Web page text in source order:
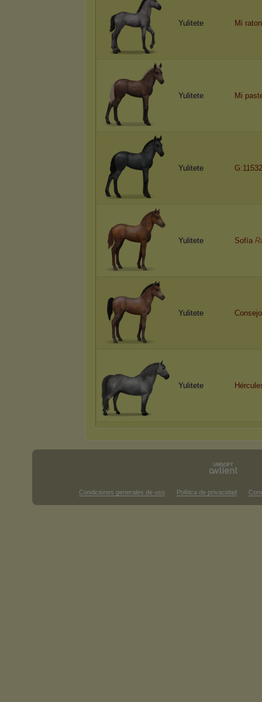
Yulitete Mi
Yulitete Mi
Yulitete
Yulitete Sofía
Yulitete Consejo
Yulitete
Condiciones generales de uso Política de privacidad